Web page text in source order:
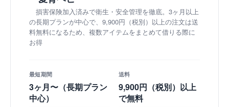
損害保険加入済みで衛生・安全管理を徹底。3ヶ月以上
の長期プランが中心で、9,900円（税別）以上の注文は送
料無料になるため、複数アイテムをまとめて借りる際に
お得
最短期間
3ヶ月〜（長期プラン
中心）
送料
9,900円（税別）以上
で無料